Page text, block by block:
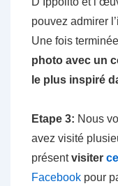
pouvez admirer
Une fois
photo avec un
le plus inspiré
Etape 3: Nous
avez visité
présentvisiter
Facebook pour